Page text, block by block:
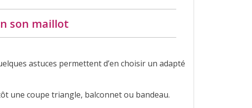
son maillot
astuces permettent d’en choisir un adapté
une coupe triangle, balconnet ou bandeau.